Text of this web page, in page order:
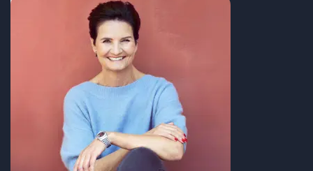
Læs blogindlæg: Vi arbejder helt forkert!